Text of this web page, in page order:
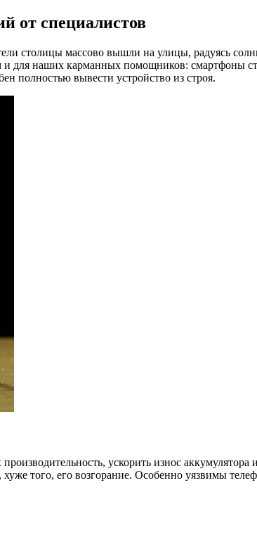
от специалистов
столицы массово вышли на улицы, радуясь
для наших карманных помощников: смартфоны
полностью вывести устройство из строя.
ускорить износ аккумулятора
того, его возгорание. Особенно уязвимы